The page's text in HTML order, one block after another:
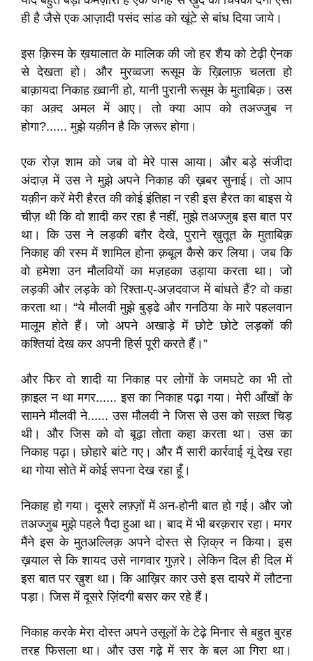
ही है जैसे एक आज़ादी पसंद सांड को खूंटे से बांध दिया जाये।
इस क़िस्म के ख़यालात के मालिक की जो हर शैय को टेढ़ी ऐनक
से देखता हो। और मुरव्वजा रूसूम के ख़िलाफ़ चलता हो
बाक़ायदा निकाह ख़्वानी हो, यानी पुरानी रूसूम के मुताबिक़। उस
का अक़्द अमल में आए। तो क्या आप को तअज्जुब न
होगा?...... मुझे यक़ीन है कि ज़रूर होगा।
एक रोज़ शाम को जब वो मेरे पास आया। और बड़े संजीदा
अंदाज़ में उस ने मुझे अपने निकाह की ख़बर सुनाई। तो आप
यक़ीन करें मेरी हैरत की कोई इंतिहा न रही इस हैरत का बाइस ये
चीज़ थी कि वो शादी कर रहा है नहीं, मुझे तअज्जुब इस बात पर
था। कि उस ने लड़की बग़ैर देखे, पुराने ख़ुतूत के मुताबिक़
निकाह की रस्म में शामिल होना क़बूल कैसे कर लिया। जब कि
वो हमेशा उन मौलवियों का मज़हका उड़ाया करता था। जो
लड़की और लड़के को रिश्ता-ए-अज़दवाज में बांधते हैं? वो कहा
करता था। “ये मौलवी मुझे बुड्ढे और गनठिया के मारे पहलवान
मालूम होते हैं। जो अपने अखाड़े में छोटे छोटे लड़कों की
कश्तियां देख कर अपनी हिर्स पूरी करते हैं।”
और फिर वो शादी या निकाह पर लोगों के जमघटे का भी तो
क़ाइल न था मगर...... इस का निकाह पढ़ा गया। मेरी आँखों के
सामने मौलवी ने...... उस मौलवी ने जिस से उस को सख़्त चिड़
थी। और जिस को वो बूढ़ा तोता कहा करता था। उस का
निकाह पढ़ा। छोहारे बांटे गए। और मैं सारी कार्रवाई यूं देख रहा
था गोया सोते में कोई सपना देख रहा हूँ।
निकाह हो गया। दूसरे लफ़्ज़ों में अन-होनी बात हो गई। और जो
तअज्जुब मुझे पहले पैदा हुआ था। बाद में भी बरक़रार रहा। मगर
मैंने इस के मुतअल्लिक़ अपने दोस्त से ज़िक्र न किया। इस
ख़याल से कि शायद उसे नागवार गुज़रे। लेकिन दिल ही दिल में
इस बात पर ख़ुश था। कि आख़िर कार उसे इस दायरे में लौटना
पड़ा। जिस में दूसरे ज़िंदगी बसर कर रहे हैं।
निकाह करके मेरा दोस्त अपने उसूलों के टेढ़े मिनार से बहुत बुरह
तरह फिसला था। और उस गढ़े में सर के बल आ गिरा था।